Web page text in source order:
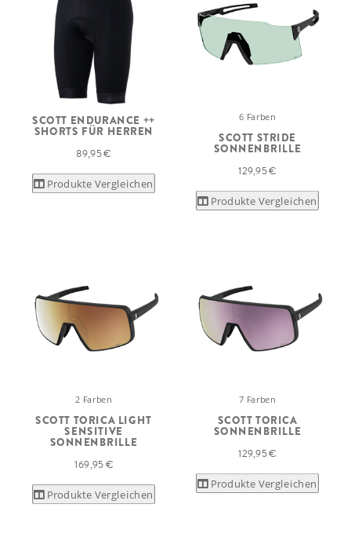
SCOTT ENDURANCE ++
SHORTS FÜR HERREN
89,95 €
Produkte Vergleichen
6 Farben
SCOTT STRIDE
SONNENBRILLE
129,95 €
Produkte Vergleichen
2 Farben
SCOTT TORICA LIGHT
SENSITIVE
SONNENBRILLE
169,95 €
Produkte Vergleichen
7 Farben
SCOTT TORICA
SONNENBRILLE
129,95 €
Produkte Vergleichen